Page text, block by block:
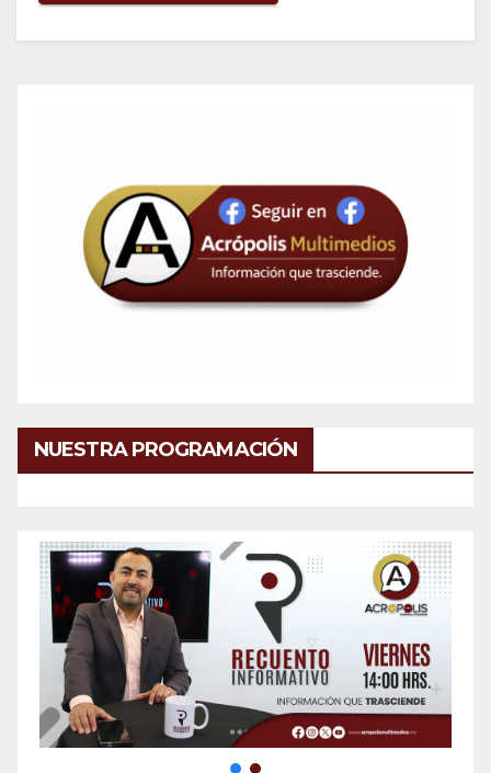
NUESTRA PROGRAMACIÓN